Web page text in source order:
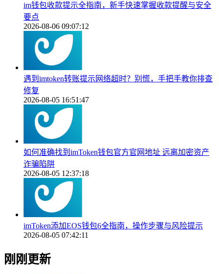
im钱包收款提示全指南，新手快速掌握收款提醒与安全
要点
2026-08-06 09:07:12
遇到imtoken转账提示网络超时？别慌，手把手教你排查
修复
2026-08-05 16:51:47
如何准确找到imToken钱包官方官网地址 远离加密资产
诈骗陷阱
2026-08-05 12:37:18
imToken添加EOS钱包6全指南，操作步骤与风险提示
2026-08-05 07:42:11
刚刚更新